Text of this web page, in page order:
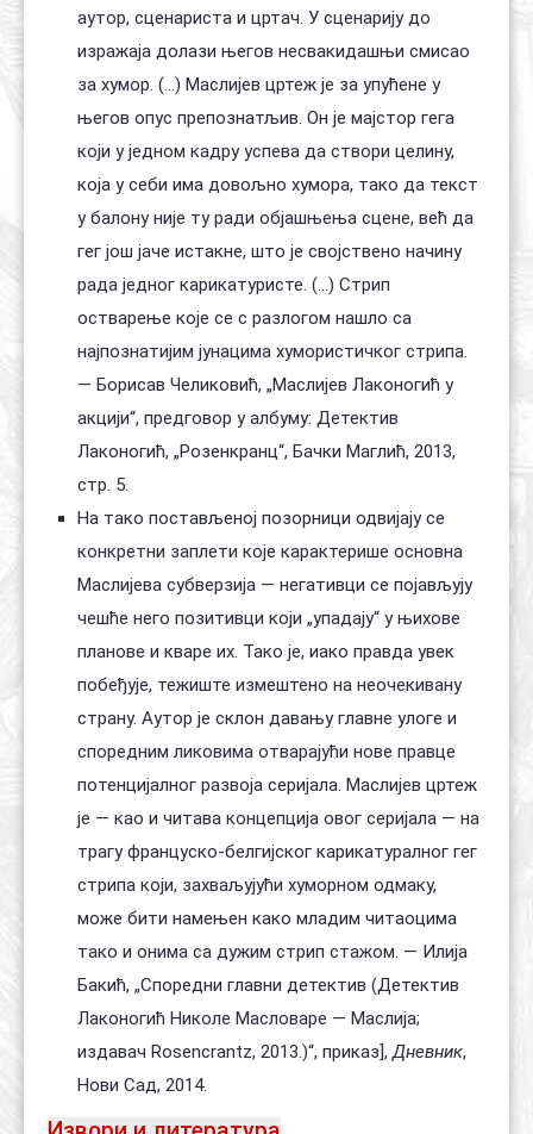
аутор, сценариста и цртач. У сценарију до
изражаја долази његов несвакидашњи смисао
за хумор. (…) Маслијев цртеж је за упућене у
његов опус препознатљив. Он је мајстор гега
који у једном кадру успева да створи целину,
која у себи има довољно хумора, тако да текст
у балону није ту ради објашњења сцене, већ да
гег још јаче истакне, што је својствено начину
рада једног карикатуристе. (…) Стрип
остварење које се с разлогом нашло са
најпознатијим јунацима хумористичког стрипа.
— Борисав Челиковић, „Маслијев Лаконогић у
акцији“, предговор у албуму: Детектив
Лаконогић, „Розенкранц“, Бачки Маглић, 2013,
стр. 5.
На тако постављеној позорници одвијају се
конкретни заплети које карактерише основна
Маслијева субверзија — негативци се појављују
чешће него позитивци који „упадају“ у њихове
планове и кваре их. Тако је, иако правда увек
побеђује, тежиште измештено на неочекивану
страну. Аутор је склон давању главне улоге и
споредним ликовима отварајући нове правце
потенцијалног развоја серијала. Маслијев цртеж
је — као и читава концепција овог серијала — на
трагу француско-белгијског карикатуралног гег
стрипа који, захваљујући хуморном одмаку,
може бити намењен како младим читаоцима
тако и онима са дужим стрип стажом. — Илија
Бакић, „Споредни главни детектив (Детектив
Лаконогић Николе Масловаре — Маслија;
издавач Rosencrantz, 2013.)“, приказ],Дневник,
Нови Сад, 2014.